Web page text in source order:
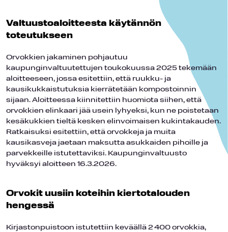
Valtuustoaloitteesta käytännön
toteutukseen
Orvokkien jakaminen pohjautuu
kaupunginvaltuutettujen toukokuussa 2025 tekemään
aloitteeseen, jossa esitettiin, että ruukku- ja
kausikukkaistutuksia kierrätetään kompostoinnin
sijaan. Aloitteessa kiinnitettiin huomiota siihen, että
orvokkien elinkaari jää usein lyhyeksi, kun ne poistetaan
kesäkukkien tieltä kesken elinvoimaisen kukintakauden.
Ratkaisuksi esitettiin, että orvokkeja ja muita
kausikasveja jaetaan maksutta asukkaiden pihoille ja
parvekkeille istutettaviksi. Kaupunginvaltuusto
hyväksyi aloitteen 16.3.2026.
Orvokit uusiin koteihin kiertotalouden
hengessä
Kirjastonpuistoon istutettiin keväällä 2 400 orvokkia,